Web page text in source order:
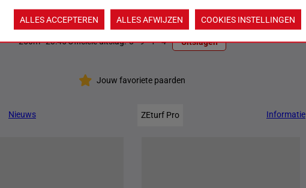
250m 23:20Officiële uitslag: 1 / 8 - 9 Uitslagen
250m 23:45Officiële uitslag: 8 - 9 - 1 - 4 Uitslagen
Jouw favoriete paarden
Nieuws ZEturf Pro Informatie
ALLES ACCEPTEREN ALLES AFWIJZEN COOKIES INSTELLINGEN